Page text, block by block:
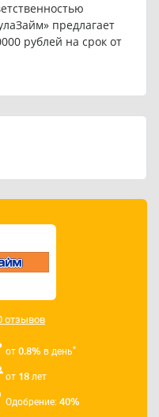
предлагает
рублей на срок от
отзывов
от 0.8% в день*
от 18 лет
Одобрение: 40%